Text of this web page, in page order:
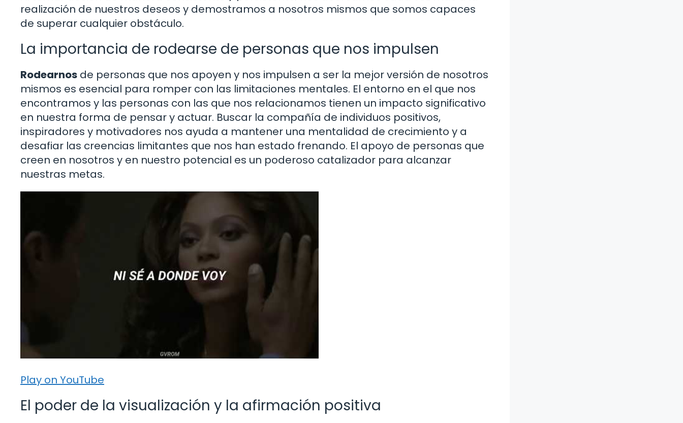
realización de nuestros deseos y demostramos a nosotros mismos que somos capaces
de superar cualquier obstáculo.
La importancia de rodearse de personas que nos impulsen
Rodearnos de personas que nos apoyen y nos impulsen a ser la mejor versión de nosotros
mismos es esencial para romper con las limitaciones mentales. El entorno en el que nos
encontramos y las personas con las que nos relacionamos tienen un impacto significativo
en nuestra forma de pensar y actuar. Buscar la compañía de individuos positivos,
inspiradores y motivadores nos ayuda a mantener una mentalidad de crecimiento y a
desafiar las creencias limitantes que nos han estado frenando. El apoyo de personas que
creen en nosotros y en nuestro potencial es un poderoso catalizador para alcanzar
nuestras metas.
Play on YouTube
El poder de la visualización y la afirmación positiva